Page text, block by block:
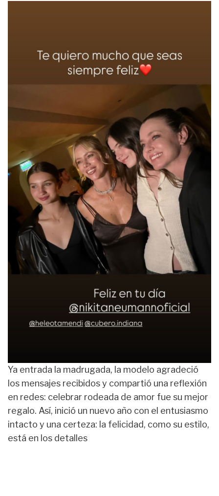
Ya entrada la madrugada, la modelo agradeció
los mensajes recibidos y compartió una reflexión
en redes: celebrar rodeada de amor fue su mejor
regalo. Así, inició un nuevo año con el entusiasmo
intacto y una certeza: la felicidad, como su estilo,
está en los detalles